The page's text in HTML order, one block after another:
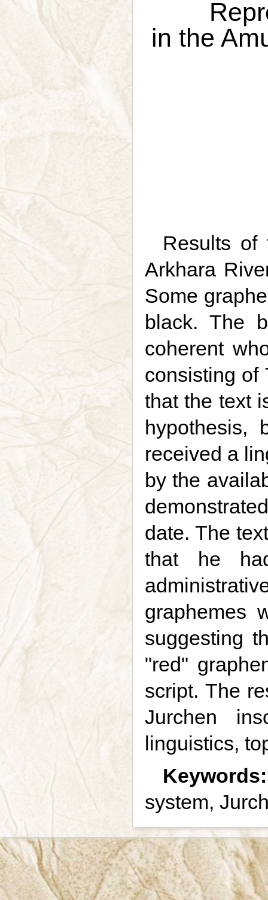
in the
Results of
Arkhara
Some
black. The
coherent
consisting of
that the text
hypothesis,
received a
by the
date. The
that he
graphemes
suggesting
"red"
script. The
Jurchen
linguistics,
Keywords:
system,